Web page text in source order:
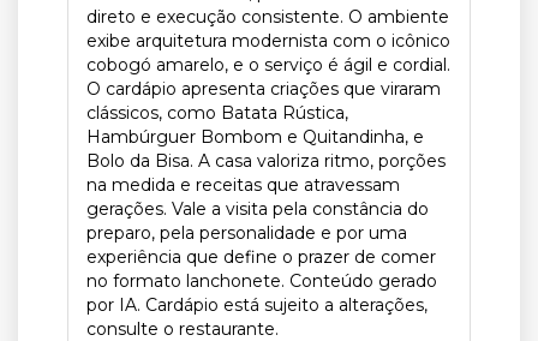
direto e execução consistente. O ambiente
exibe arquitetura modernista com o icônico
cobogó amarelo, e o serviço é ágil e cordial.
O cardápio apresenta criações que viraram
clássicos, como Batata Rústica,
Hambúrguer Bombom e Quitandinha, e
Bolo da Bisa. A casa valoriza ritmo, porções
na medida e receitas que atravessam
gerações. Vale a visita pela constância do
preparo, pela personalidade e por uma
experiência que define o prazer de comer
no formato lanchonete. Conteúdo gerado
por IA. Cardápio está sujeito a alterações,
consulte o restaurante.